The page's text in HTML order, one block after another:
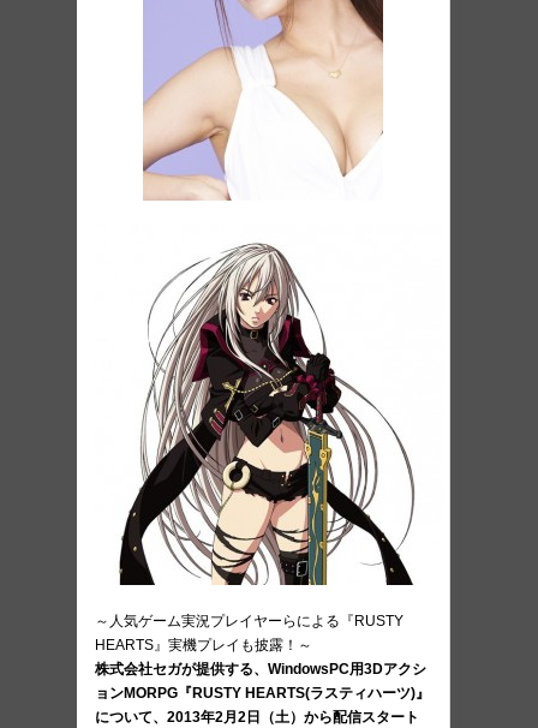
～人気ゲーム実況プレイヤーらによる『RUSTY
HEARTS』実機プレイも披露！～
株式会社セガが提供する、WindowsPC用3Dアクシ
ョンMORPG『RUSTY HEARTS(ラスティハーツ)』
について、2013年2月2日（土）から配信スタート